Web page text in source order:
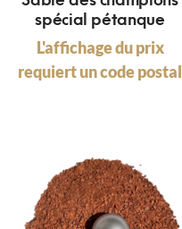
spécial pétanque
L'affichage du prix
requiert un code postal